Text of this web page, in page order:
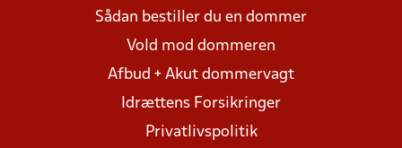
Sådan bestiller du en dommer
Vold mod dommeren
Afbud + Akut dommervagt
Idrættens Forsikringer
Privatlivspolitik